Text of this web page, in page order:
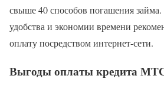
свыше 40 способов погашения
удобства и экономии времени
оплату посредством интернет-сети.
Выгоды оплаты кредита